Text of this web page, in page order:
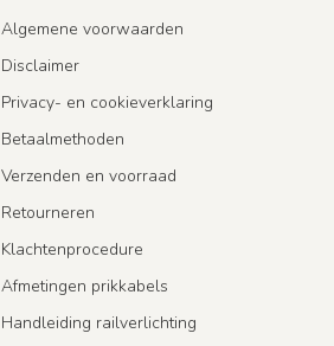
Algemene voorwaarden
Disclaimer
Privacy- en cookieverklaring
Betaalmethoden
Verzenden en voorraad
Retourneren
Klachtenprocedure
Afmetingen prikkabels
Handleiding railverlichting